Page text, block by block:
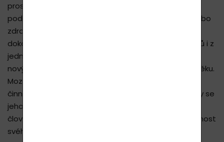
prostředí, optimalizuje svou činnost podle životních
podmínek svého nositele. Je-li poškozen úrazem nebo
zdravotní příhodou (například mozkovou mrtvicí),
dokáže své funkce přenést do nepoškozených úseků i z
jedné hemisféry do druhé. Člověk se dokáže učit se
novým věcem a vytvářet si nové návyky v každém věku.
Mozek ovlivňují naše každodenní jednání, způsoby
činnosti, kterými ho zatěžujeme i ustálené zvyky. Aby se
jeho podivuhodné schopnosti mohly projevit, musí
člověk být aktivní a veškerými možnými cestami činnost
svého mozku stimulovat.